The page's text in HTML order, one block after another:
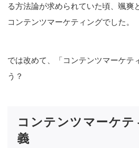
る方法論が求められていた頃、颯爽
コンテンツマーケティングでした。
では改めて、「コンテンツマーケテ
う？
コンテンツマーケ
義